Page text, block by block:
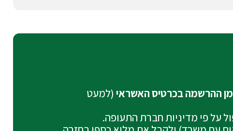
(למעט
על פי מדיניות חברת התעופה.